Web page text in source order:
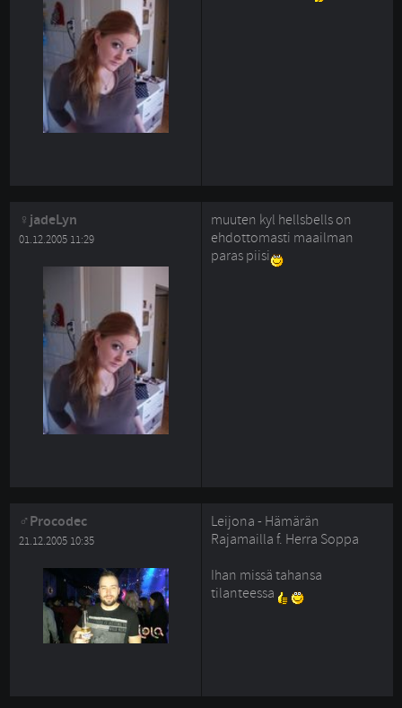
jadeLyn
01.12.2005 11:29
muuten kyl hellsbells on
ehdottomasti maailman
paras piisi
Procodec
21.12.2005 10:35
Leijona - Hämärän
Rajamailla f. Herra Soppa
Ihan missä tahansa
tilanteessa